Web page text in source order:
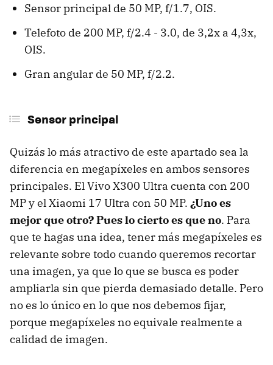
Sensor principal de 50 MP, f/1.7, OIS.
Telefoto de 200 MP, f/2.4 - 3.0, de 3,2x a 4,3x,
OIS.
Gran angular de 50 MP, f/2.2.
Sensor principal
Quizás lo más atractivo de este apartado sea la
diferencia en megapíxeles en ambos sensores
principales. El Vivo X300 Ultra cuenta con 200
MP y el Xiaomi 17 Ultra con 50 MP. ¿Uno es
mejor que otro? Pues lo cierto es que no. Para
que te hagas una idea, tener más megapíxeles es
relevante sobre todo cuando queremos recortar
una imagen, ya que lo que se busca es poder
ampliarla sin que pierda demasiado detalle. Pero
no es lo único en lo que nos debemos fijar,
porque megapíxeles no equivale realmente a
calidad de imagen.